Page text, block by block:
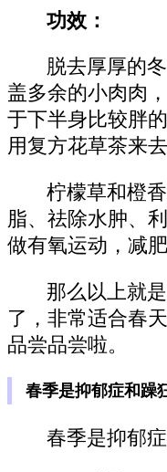
功效：
脱去厚厚的
盖多余的小肉肉
于下半身比较胖
用复方花草茶来
柠檬草和橙
脂、祛除水肿、
做有氧运动，减
那么以上就
了，非常适合春
品尝品尝啦。
春季是抑郁症和躁
春季是抑郁